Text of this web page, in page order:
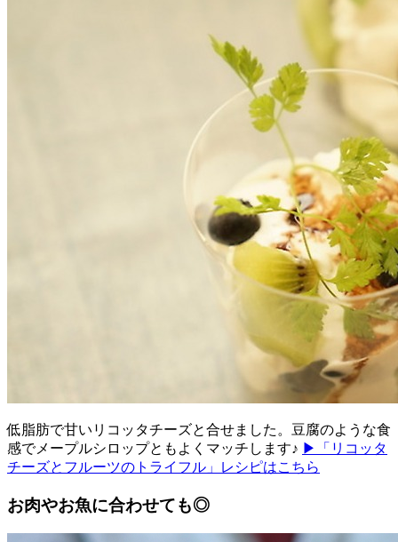
低脂肪で甘いリコッタチーズと合せました。豆腐のような食
感でメープルシロップともよくマッチします♪ ▶「リコッタ
チーズとフルーツのトライフル」レシピはこちら
お肉やお魚に合わせても◎